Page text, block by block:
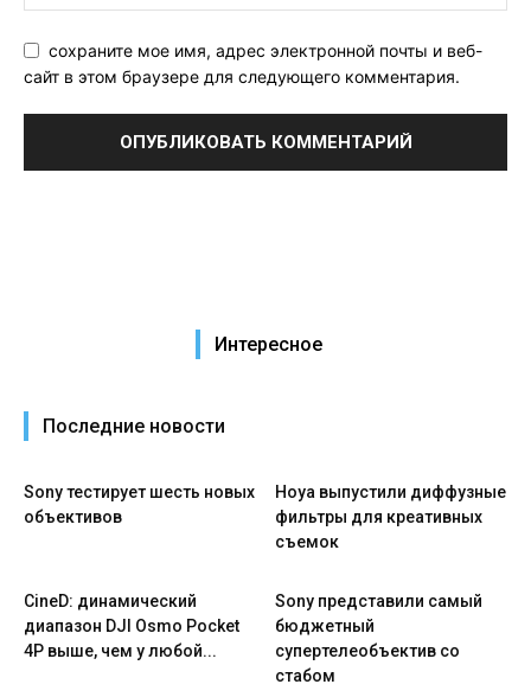
сохраните мое имя, адрес электронной почты и веб-
сайт в этом браузере для следующего комментария.
Интересное
Последние новости
Sony тестирует шесть новых
объективов
Hoya выпустили диффузные
фильтры для креативных
съемок
CineD: динамический
диапазон DJI Osmo Pocket
4P выше, чем у любой...
Sony представили самый
бюджетный
супертелеобъектив со
стабом